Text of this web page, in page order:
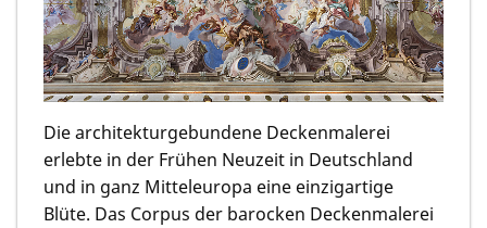
Die architekturgebundene Deckenmalerei
erlebte in der Frühen Neuzeit in Deutschland
und in ganz Mitteleuropa eine einzigartige
Blüte. Das Corpus der barocken Deckenmalerei